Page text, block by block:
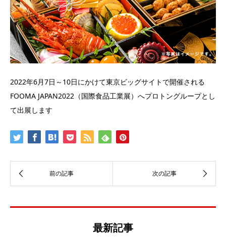
2022年6月7日～10日にかけて東京ビッグサイトで開催される
FOOMA JAPAN2022（国際食品工業展）へプロトングループとし
て出展します
最新記事